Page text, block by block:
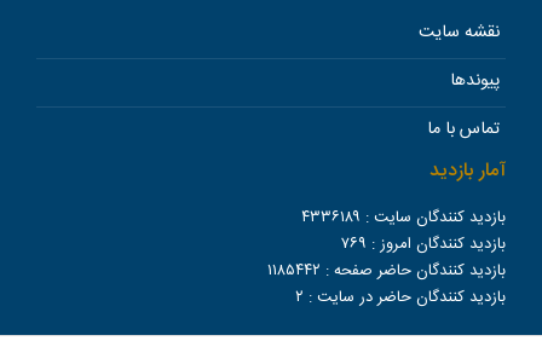
نقشه سایت
پیوندها
تماس با ما
آمار بازدید
بازدید کنندگان سایت : ۴۳۳۶۱۸۹
بازدید کنندگان امروز : ۷۶۹
بازدید کنندگان حاضر صفحه : ۱۱۸۵۴۴۲
بازدید کنندگان حاضر در سایت : ۲